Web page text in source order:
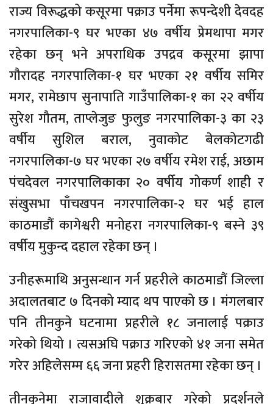
राज्य विरूद्धको कसूरमा पक्राउ पर्नेमा रूपन्देशी देवदह
नगरपालिका-९ घर भएका ४७ वर्षीय प्रेमथापा मगर
रहेका छन् भने अपराधिक उपद्रव कसूरमा झापा
गौरादह नगरपालिका-१ घर भएका २१ वर्षीय समिर
मगर, रामेछाप सुनापाति गाउँपालिका-१ का २२ वर्षीय
सुरेश गौतम, ताप्लेजुङ फुलुङ नगरपालिका-३ का २३
वर्षीय सुशिल बराल, नुवाकोट बेलकोटगढी
नगरपालिका-७ घर भएका २७ वर्षीय रमेश राई, अछाम
पंचदेवल नगरपालिकाका २० वर्षीय गोकर्ण शाही र
संखुसभा पाँचखपन नगरपालिका-२ घर भई हाल
काठमाडौं कागेश्वरी मनोहरा नगरपालिका-९ बस्ने ३९
वर्षीय मुकुन्द दहाल रहेका छन् ।
उनीहरूमाथि अनुसन्धान गर्न प्रहरीले काठमाडौं जिल्ला
अदालतबाट ७ दिनको म्याद थप पाएको छ । मंगलबार
पनि तीनकुने घटनामा प्रहरीले १८ जनालाई पक्राउ
गरेको थियो । त्यसअघि पक्राउ गरिएको ४१ जना समेत
गरेर अहिलेसम्म ६६ जना प्रहरी हिरासतमा रहेका छन् ।
तीनकुनेमा राजावादीले शुक्रबार गरेको प्रदर्शनले